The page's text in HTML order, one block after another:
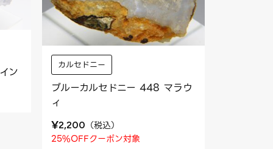
ン カルセドニー
ブルーカルセドニー 448 マラウ
ィ
¥2,200 （税込）
25%OFFクーポン対象